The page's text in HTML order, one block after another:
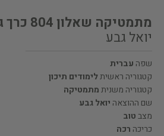
מתמטיקה שאלון 804 כרך ג
יואל גבע
שפה עברית
קטגוריה ראשיתלימודים תיכון
קטגוריה משניתמתמטיקה
שם ההוצאה יואל גבע
מצבטוב
כריכה רכה